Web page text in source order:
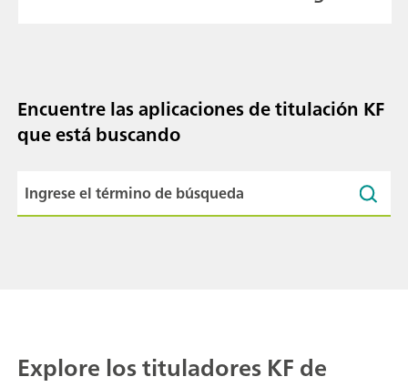
Encuentre las aplicaciones de titulación KF
que está buscando
Explore los tituladores KF de